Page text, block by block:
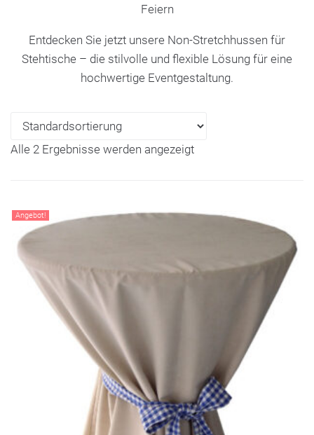
Feiern
Entdecken Sie jetzt unsere Non-Stretchhussen für
Stehtische – die stilvolle und flexible Lösung für eine
hochwertige Eventgestaltung.
Alle 2 Ergebnisse werden angezeigt
Angebot!